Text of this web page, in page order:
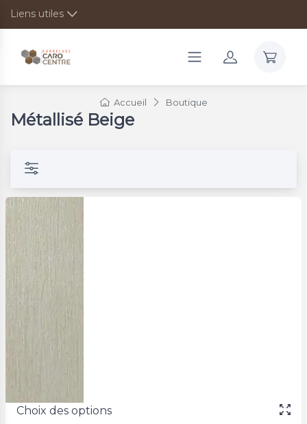
Liens utiles
Accueil Boutique
Métallisé Beige
Choix des options